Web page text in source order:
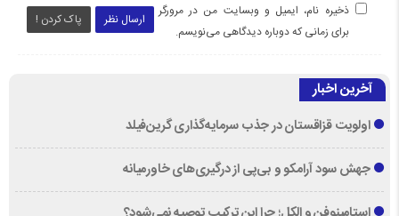
ارسال نظر پاک کردن !
ذخیره نام، ایمیل و وبسایت من در مرورگر
برای زمانی که دوباره دیدگاهی می‌نویسم.
آخرین اخبار
اولویت قزاقستان در جذب سرمایه‌گذاری گرین‌فیلد
جهش سود آرامکو و بی‌پی از درگیری‌های خاورمیانه